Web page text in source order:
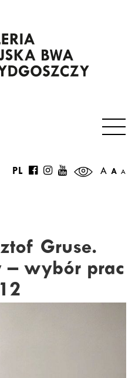
A A A
PL
Gruse.
wybór prac